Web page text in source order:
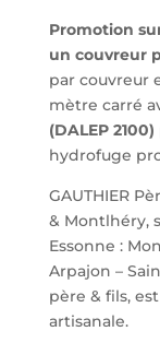
Promotion
un couvreur
par couvreur
mètre carré
(DALEP 2100)
hydrofuge
GAUTHIER
& Montlhéry,
Essonne :
Arpajon –
père & fils,
artisanale.